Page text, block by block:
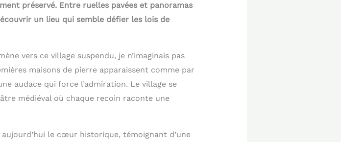
préservé. Entre ruelles pavées et panoramas
un lieu qui semble défier les lois de
vers ce village suspendu, je n’imaginais pas
maisons de pierre apparaissent comme par
audace qui force l’admiration. Le village se
médiéval où chaque recoin raconte une
le cœur historique, témoignant d’une